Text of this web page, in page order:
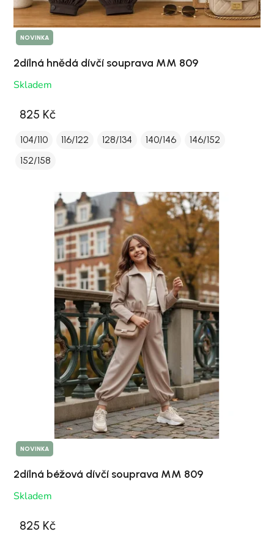
NOVINKA
2dílná hnědá dívčí souprava MM 809
Skladem
825 Kč
104/110 116/122 128/134 140/146
146/152
152/158
NOVINKA
2dílná béžová dívčí souprava MM 809
Skladem
825 Kč